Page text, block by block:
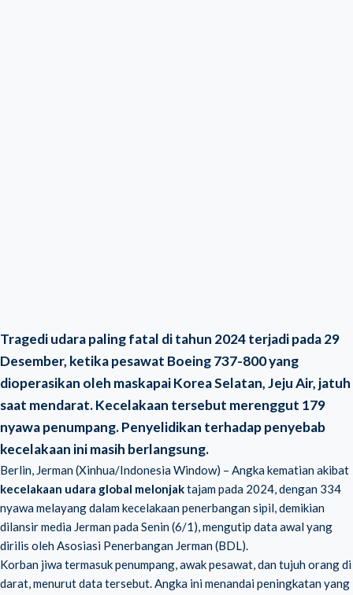
Tragedi udara paling fatal di tahun 2024 terjadi pada 29
Desember, ketika pesawat Boeing 737-800 yang
dioperasikan oleh maskapai Korea Selatan, Jeju Air, jatuh
saat mendarat. Kecelakaan tersebut merenggut 179
nyawa penumpang. Penyelidikan terhadap penyebab
kecelakaan ini masih berlangsung.
Berlin, Jerman (Xinhua/Indonesia Window) – Angka kematian akibat
kecelakaan udara global melonjaktajam pada 2024, dengan 334
nyawa melayang dalam kecelakaan penerbangan sipil, demikian
dilansir media Jerman pada Senin (6/1), mengutip data awal yang
dirilis oleh Asosiasi Penerbangan Jerman (BDL).
Korban jiwa termasuk penumpang, awak pesawat, dan tujuh orang di
darat, menurut data tersebut. Angka ini menandai peningkatan yang